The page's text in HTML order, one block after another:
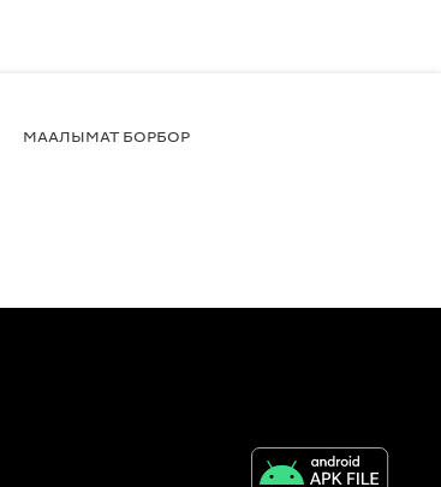
МААЛЫМАТ БОРБОР